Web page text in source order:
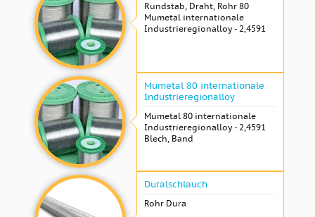
Rundstab, Draht, Rohr 80
Mumetal internationale
Industrieregionalloy - 2,4591
Mumetal 80 internationale
Industrieregionalloy
Mumetal 80 internationale
Industrieregionalloy - 2,4591
Blech, Band
Duralschlauch
Rohr Dura